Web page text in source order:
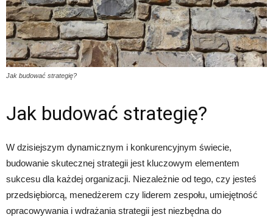
Jak budować strategię?
Jak budować strategię?
W dzisiejszym dynamicznym i konkurencyjnym świecie,
budowanie skutecznej strategii jest kluczowym elementem
sukcesu dla każdej organizacji. Niezależnie od tego, czy jesteś
przedsiębiorcą, menedżerem czy liderem zespołu, umiejętność
opracowywania i wdrażania strategii jest niezbędna do